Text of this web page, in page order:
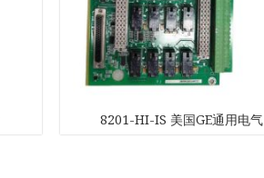
Kawasaki
Kollmorgen
KONGSBERG
8201-HI-IS 美国GE通用电气